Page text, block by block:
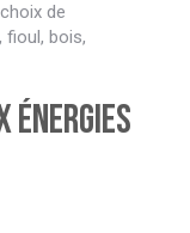
de
fioul, bois,
énergies